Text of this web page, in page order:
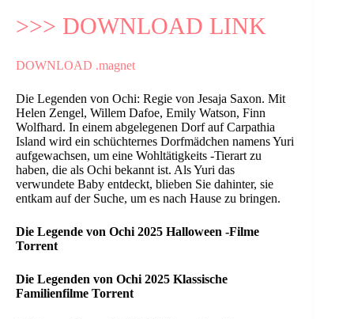
>>> DOWNLOAD LINK
DOWNLOAD .magnet
Die Legenden von Ochi: Regie von Jesaja Saxon. Mit
Helen Zengel, Willem Dafoe, Emily Watson, Finn
Wolfhard. In einem abgelegenen Dorf auf Carpathia
Island wird ein schüchternes Dorfmädchen namens Yuri
aufgewachsen, um eine Wohltätigkeits -Tierart zu
haben, die als Ochi bekannt ist. Als Yuri das
verwundete Baby entdeckt, blieben Sie dahinter, sie
entkam auf der Suche, um es nach Hause zu bringen.
Die Legende von Ochi 2025 Halloween -Filme
Torrent
Die Legenden von Ochi 2025 Klassische
Familienfilme Torrent